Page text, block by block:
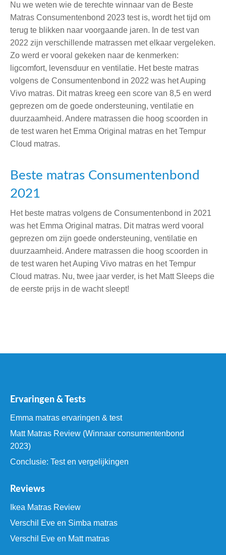
Nu we weten wie de terechte winnaar van de Beste
Matras Consumentenbond 2023 test is, wordt het tijd om
terug te blikken naar voorgaande jaren. In de test van
2022 zijn verschillende matrassen met elkaar vergeleken.
Zo werd er vooral gekeken naar de kenmerken:
ligcomfort, levensduur en ventilatie. Het beste matras
volgens de Consumentenbond in 2022 was het Auping
Vivo matras. Dit matras kreeg een score van 8,5 en werd
geprezen om de goede ondersteuning, ventilatie en
duurzaamheid. Andere matrassen die hoog scoorden in
de test waren het Emma Original matras en het Tempur
Cloud matras.
Beste matras Consumentenbond
2021
Het beste matras volgens de Consumentenbond in 2021
was het Emma Original matras. Dit matras werd vooral
geprezen om zijn goede ondersteuning, ventilatie en
duurzaamheid. Andere matrassen die hoog scoorden in
de test waren het Auping Vivo matras en het Tempur
Cloud matras. Nu, twee jaar verder, is het Matt Sleeps die
de eerste prijs in de wacht sleept!
Ervaringen & Tests
Emma matras ervaringen & test
Matt Matras Review (Winnaar consumentenbond
2023)
Conclusie: Test en vergelijkingen
Reviews
Ikea Matras Review
Verschil Eve en Simba matras
Verschil Eve en Matt matras